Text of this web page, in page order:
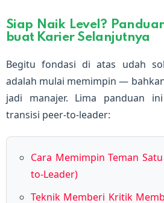
Siap Naik Level?
buat Karier Selanjutnya
Begitu fondasi di atas udah
adalah mulai memimpin —
jadi manajer. Lima panduan
transisi peer-to-leader:
Cara Memimpin Teman
to-Leader)
Teknik Memberi Kritik